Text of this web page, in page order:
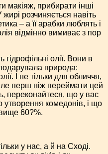
макіяж, прибирати інші
розчиняється навіть
– а її арабки люблять і
відмінно вимиває з пор
олії. Вони в
природа:
І не тільки для обличчя,
перш ніж переймати цей
переконайтеся, що у вас
утворення комедонів, і що
вище 60?%.
у нас, а й на Сході.